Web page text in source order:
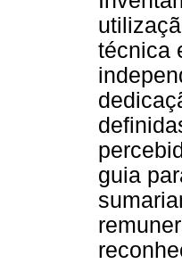
técnica
guia